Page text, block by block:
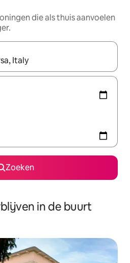
die als thuis aanvoelen
zijn, maak je een keuze
Zoeken
in de buurt